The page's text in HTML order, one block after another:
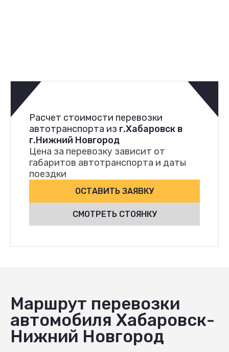
Расчет стоимости перевозки
автотранспорта из г.Хабаровск в
г.Нижний Новгород
Цена за перевозку зависит от
габаритов автотранспорта и даты
поездки
ОСТАВИТЬ ЗАЯВКУ
СМОТРЕТЬ СТОЯНКУ
Маршрут перевозки
автомобиля Хабаровск-
Нижний Новгород